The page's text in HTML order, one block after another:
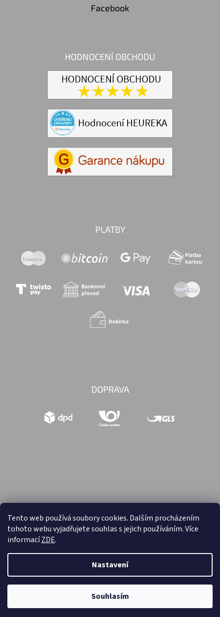
Tento web používá soubory cookies. Dalším procházením
tohoto webu vyjadřujete souhlas s jejich používáním. Více
informacíZDE.
Nastavení
Souhlasím
Facebook
HODNOCENÍ OBCHODU
PLATBY
DOPRAVA
Vytvořil Shoptet
Hračky retro . Všechna práva vyhrazena.